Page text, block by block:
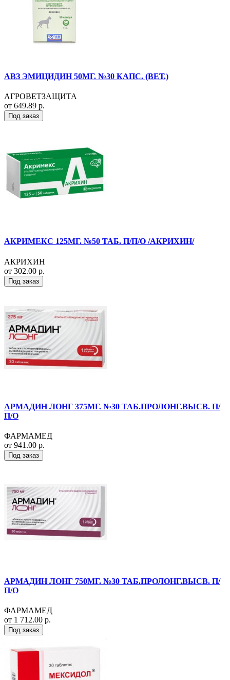
АВЗ ЭМИЦИДИН 50МГ. №30 КАПС. (ВЕТ.)
АГРОВЕТЗАЩИТА
от 649.89 р.
Под заказ
АКРИМЕКС 125МГ. №50 ТАБ. П/П/О /АКРИХИН/
АКРИХИН
от 302.00 р.
Под заказ
АРМАДИН ЛОНГ 375МГ. №30 ТАБ.ПРОЛОНГ.ВЫСВ. П/
П/О
ФАРМАМЕД
от 941.00 р.
Под заказ
АРМАДИН ЛОНГ 750МГ. №30 ТАБ.ПРОЛОНГ.ВЫСВ. П/
П/О
ФАРМАМЕД
от 1 712.00 р.
Под заказ